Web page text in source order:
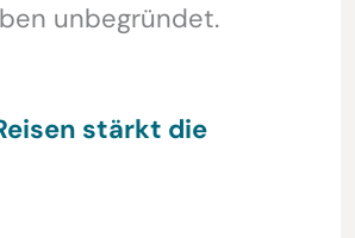
unbegründet.
stärkt die